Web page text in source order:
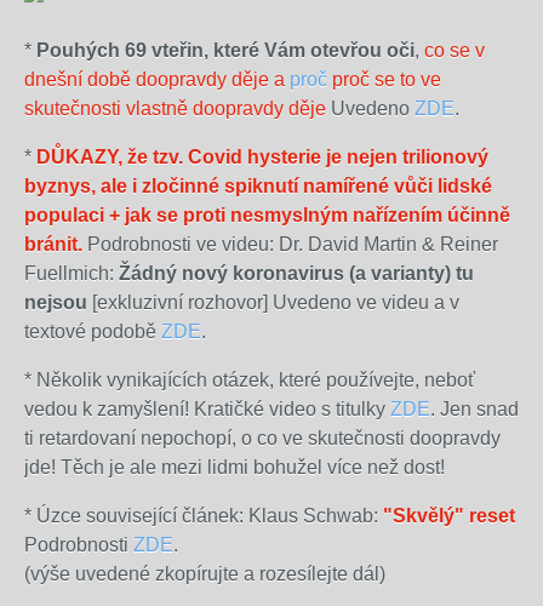
* Pouhých 69 vteřin, které Vám otevřou oči, co se v
dnešní době doopravdy děje a proč proč se to ve
skutečnosti vlastně doopravdy děje Uvedeno ZDE.
* DŮKAZY, že tzv. Covid hysterie je nejen trilionový
byznys, ale i zločinné spiknutí namířené vůči lidské
populaci + jak se proti nesmyslným nařízením účinně
bránit. Podrobnosti ve videu: Dr. David Martin & Reiner
Fuellmich: Žádný nový koronavirus (a varianty) tu
nejsou [exkluzivní rozhovor] Uvedeno ve videu a v
textové podobě ZDE.
* Několik vynikajících otázek, které používejte, neboť
vedou k zamyšlení! Kratičké video s titulky ZDE. Jen snad
ti retardovaní nepochopí, o co ve skutečnosti doopravdy
jde! Těch je ale mezi lidmi bohužel více než dost!
* Úzce související článek: Klaus Schwab: "Skvělý" reset
Podrobnosti ZDE.
(výše uvedené zkopírujte a rozesílejte dál)